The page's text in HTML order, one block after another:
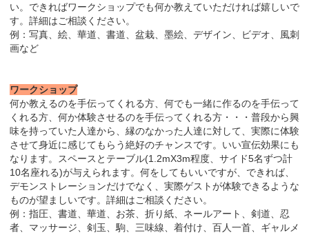
い。できればワークショップでも何か教えていただければ嬉しいで
す。詳細はご相談ください。
例：写真、絵、華道、書道、盆栽、墨絵、デザイン、ビデオ、風刺
画など
ワークショップ
何か教えるのを手伝ってくれる方、何でも一緒に作るのを手伝って
くれる方、何か体験させるのを手伝ってくれる方・・・普段から興
味を持っていた人達から、縁のなかった人達に対して、実際に体験
させて身近に感じてもらう絶好のチャンスです。いい宣伝効果にも
なります。スペースとテーブル(1.2mX3m程度、サイド5名ずつ計
10名座れる)が与えられます。何をしてもいいですが、できれば、
デモンストレーションだけでなく、実際ゲストが体験できるような
ものが望ましいです。詳細はご相談ください。
例：指圧、書道、華道、お茶、折り紙、ネールアート、剣道、忍
者、マッサージ、剣玉、駒、三味線、着付け、百人一首、ギャルメ